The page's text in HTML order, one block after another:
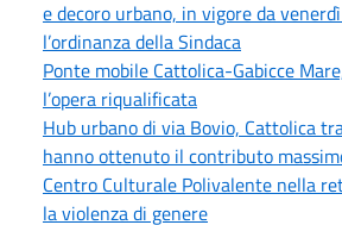
e decoro urbano, in vigore da
l’ordinanza della Sindaca
Ponte mobile Cattolica-Gabicce
l’opera riqualificata
Hub urbano di via Bovio, Cattolica
hanno ottenuto il contributo
Centro Culturale Polivalente nella
la violenza di genere